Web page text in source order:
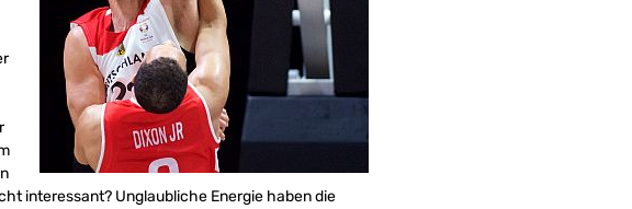
interessant? Unglaubliche Energie haben die